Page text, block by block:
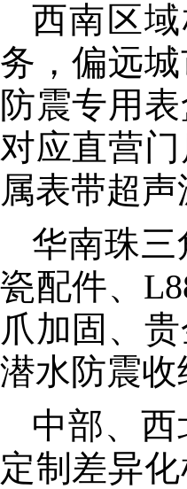
西南区域
务，偏远
防震专用
对应直营
属表带超
华南珠
瓷配件、
爪加固、
潜水防震
中部、
定制差异